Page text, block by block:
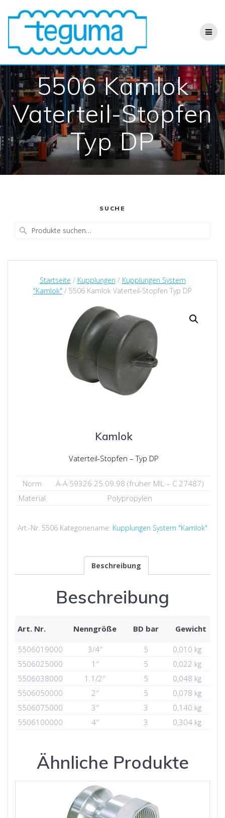
Inhalt
springen
5506 Kamlok
Vaterteil-Stopfen
Typ DP
SUCHE
Startseite / Kupplungen / Kupplungen System
"Kamlok" / 5506 Kamlok Vaterteil-Stopfen Typ DP
Kamlok
Vaterteil-Stopfen – Typ DP
Norm
A-A 59326 25.09.98 (früher MIL – C 27487)
Material
Polypropylen
Art.-Nr. 5506 Kategoriename: Kupplungen System "Kamlok"
Beschreibung
Beschreibung
Art. Nr. Nenngröße BD bar Gewicht
5506019000 3/4″ 5
0,010 kg
5506025000
1″ 5
0,022 kg
5506038000
1.1/2″ 5
0,048 kg
5506050000
2″ 5
0,078 kg
5506075000
3″ 3
0,140 kg
5506100000
4″ 3 0,304 kg
Ähnliche Produkte